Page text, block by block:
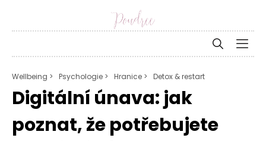
Wellbeing > Psychologie > Hranice > Detox & restart
Digitální únava: jak
poznat, že potřebujete